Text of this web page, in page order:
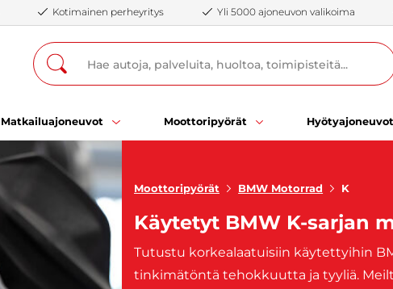
Kotimainen perheyritys Yli 5000 ajoneuvon valikoima
Matkailuajoneuvot Moottoripyörät Hyötyajoneuvot
Moottoripyörät BMW Motorrad K
Käytetyt BMW K-sarjan
Tutustu korkealaatuisiin käytettyihin
tinkimätöntä tehokkuutta ja tyyliä.